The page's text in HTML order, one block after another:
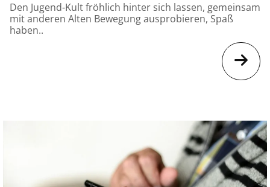
Den Jugend-Kult fröhlich hinter sich lassen, gemeinsam
mit anderen Alten Bewegung ausprobieren, Spaß
haben..